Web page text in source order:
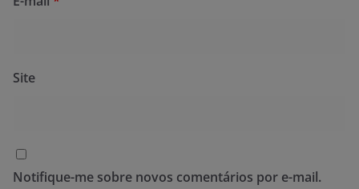
Site
Notifique-me sobre novos comentários por e-mail.